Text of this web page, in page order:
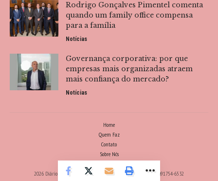
Rodrigo Gonçalves Pimentel comenta
quando um family office compensa
para a família
Notícias
Governança corporativa: por que
empresas mais organizadas atraem
mais confiança do mercado?
Notícias
2026 Diário da Fofoca - contato@diariodafofoca.com.br - tel.(11)91754-6532
Home
Quem Faz
Contato
Sobre Nós